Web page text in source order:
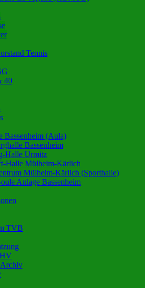
Tennis
40
Bassenheim (Aula)
Bassenheim
Halle Urmitz
Halle Mülheim-Kärlich
Mülheim-Kärlich (Sporthalle)
Anlage Bassenheim
TVB